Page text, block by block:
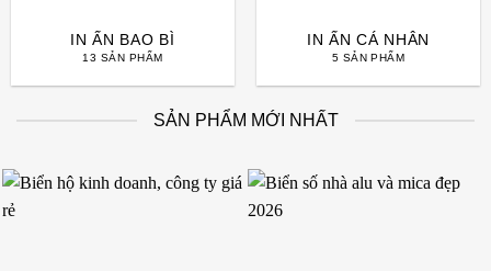
IN ẤN BAO BÌ
13 SẢN PHẨM
IN ẤN CÁ NHÂN
5 SẢN PHẨM
SẢN PHẨM MỚI NHẤT